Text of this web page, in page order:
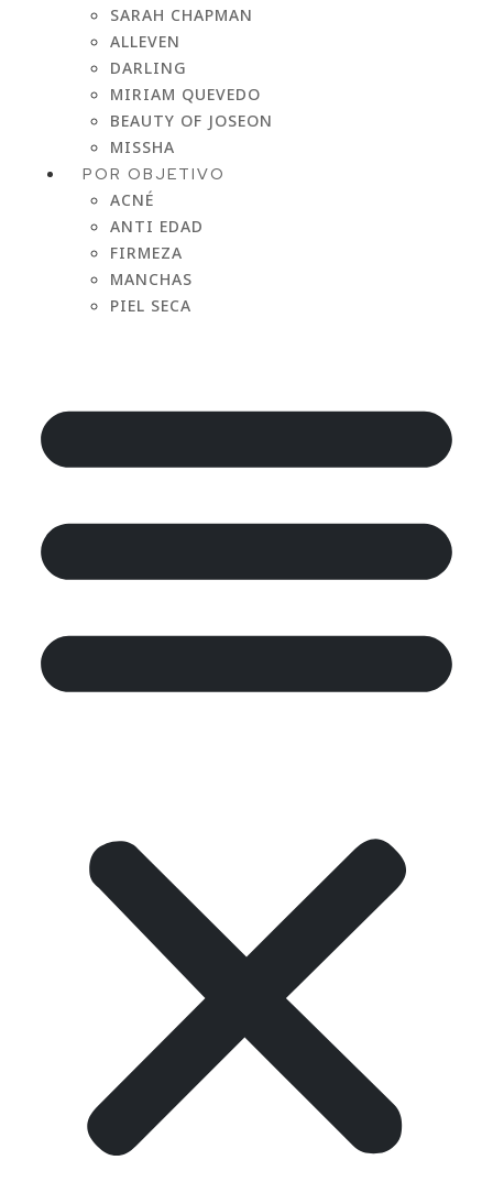
SARAH CHAPMAN
ALLEVEN
DARLING
MIRIAM QUEVEDO
BEAUTY OF JOSEON
MISSHA
POR OBJETIVO
ACNÉ
ANTI EDAD
FIRMEZA
MANCHAS
PIEL SECA